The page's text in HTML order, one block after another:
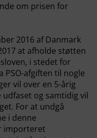
om prisen for
2016 af Danmark
at afholde støtten
i stedet for
PSO-afgiften til nogle
vil over en 5-årig
og samtidig vil
For at undgå
i denne
importeret